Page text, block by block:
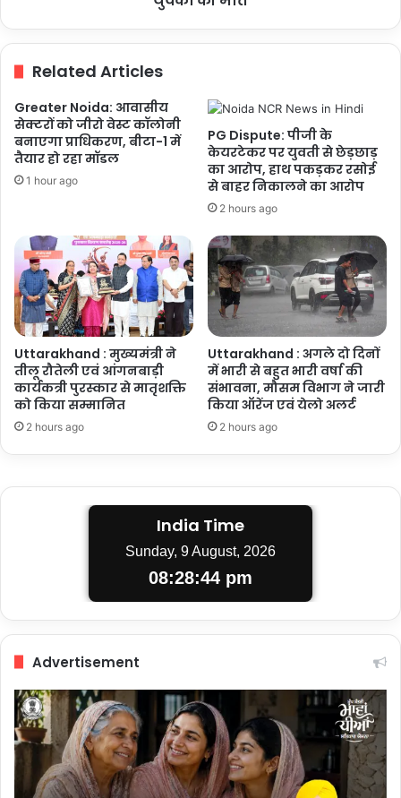
युवकों
की
मौत
Related Articles
Greater Noida: आवासीय
सेक्टरों को जीरो वेस्ट कॉलोनी
बनाएगा प्राधिकरण, बीटा-1 में
तैयार हो रहा मॉडल
1 hour ago
PG Dispute: पीजी के
केयरटेकर पर युवती से छेड़छाड़
का आरोप, हाथ पकड़कर रसोई
से बाहर निकालने का आरोप
2 hours ago
Uttarakhand : मुख्यमंत्री ने
तीलू रौतेली एवं आंगनबाड़ी
कार्यकत्री पुरस्कार से मातृशक्ति
को किया सम्मानित
2 hours ago
Uttarakhand : अगले दो दिनों
में भारी से बहुत भारी वर्षा की
संभावना, मौसम विभाग ने जारी
किया ऑरेंज एवं येलो अलर्ट
2 hours ago
India Time
Sunday, 9 August, 2026
08:28:45 pm
Advertisement